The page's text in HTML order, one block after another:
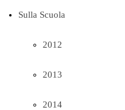
Sulla Scuola
2012
2013
2014